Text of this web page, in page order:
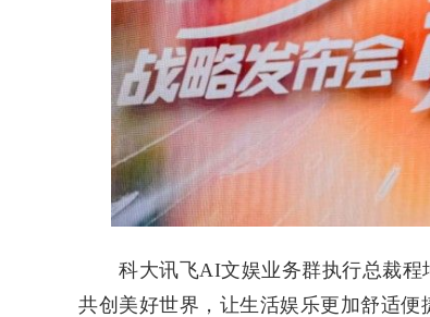
科大讯飞AI文娱业务群执行总裁程
共创美好世界，让生活娱乐更加舒适